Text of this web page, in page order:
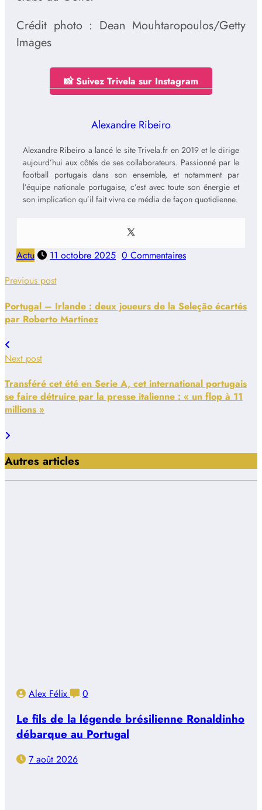
Crédit photo : Dean Mouhtaropoulos/Getty
Images
📸 Suivez Trivela sur Instagram
Alexandre Ribeiro
Alexandre Ribeiro a lancé le site Trivela.fr en 2019 et le dirige
aujourd’hui aux côtés de ses collaborateurs. Passionné par le
football portugais dans son ensemble, et notamment par
l’équipe nationale portugaise, c’est avec toute son énergie et
son implication qu’il fait vivre ce média de façon quotidienne.
Actu 11 octobre 2025 0 Commentaires
Previous post
Portugal – Irlande : deux joueurs de la Seleção écartés
par Roberto Martinez
Next post
Transféré cet été en Serie A, cet international portugais
se faire détruire par la presse italienne : « un flop à 11
millions »
Autres articles
Alex Félix 0
Le fils de la légende brésilienne Ronaldinho
débarque au Portugal
7 août 2026